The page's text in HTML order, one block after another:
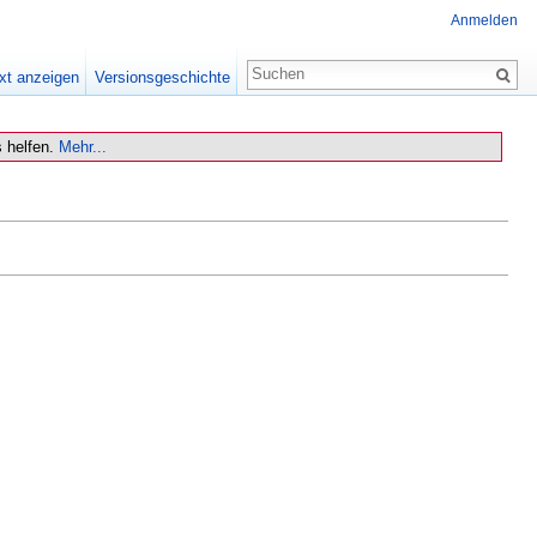
helfen. Mehr...
Anmelden
anzeigen Versionsgeschichte